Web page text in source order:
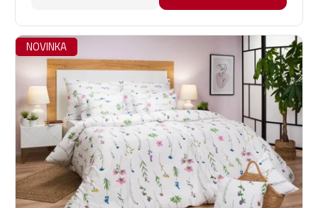
NOVINKA